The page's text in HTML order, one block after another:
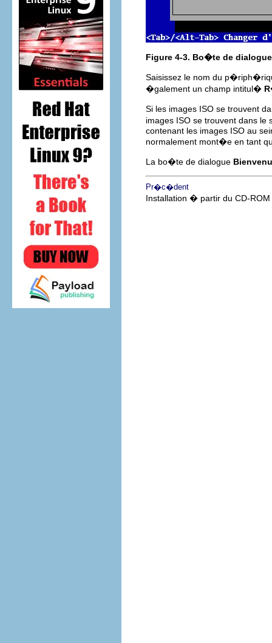
Figure 4-3. Bo�te de
Saisissez le nom du
�galement un champ intitul�
Si les images ISO se trouvent
images ISO se trouvent dans
contenant les images ISO au
normalement mont�e en tant
La bo�te de dialogue
Pr�c�dent
Installation � partir du CD-ROM